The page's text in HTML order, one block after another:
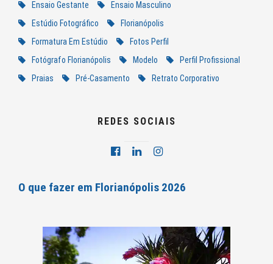
Ensaio Gestante
Ensaio Masculino
Estúdio Fotográfico
Florianópolis
Formatura Em Estúdio
Fotos Perfil
Fotógrafo Florianópolis
Modelo
Perfil Profissional
Praias
Pré-Casamento Retrato Corporativo
REDES SOCIAIS
O que fazer em Florianópolis 2026